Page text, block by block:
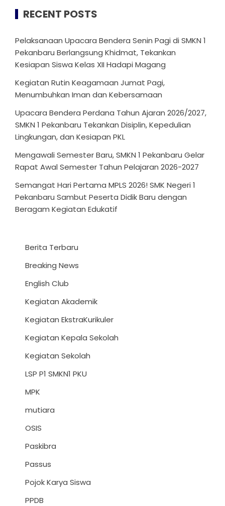
RECENT POSTS
Pelaksanaan Upacara Bendera Senin Pagi di SMKN 1
Pekanbaru Berlangsung Khidmat, Tekankan
Kesiapan Siswa Kelas XII Hadapi Magang
Kegiatan Rutin Keagamaan Jumat Pagi,
Menumbuhkan Iman dan Kebersamaan
Upacara Bendera Perdana Tahun Ajaran 2026/2027,
SMKN 1 Pekanbaru Tekankan Disiplin, Kepedulian
Lingkungan, dan Kesiapan PKL
Mengawali Semester Baru, SMKN 1 Pekanbaru Gelar
Rapat Awal Semester Tahun Pelajaran 2026-2027
Semangat Hari Pertama MPLS 2026! SMK Negeri 1
Pekanbaru Sambut Peserta Didik Baru dengan
Beragam Kegiatan Edukatif
Berita Terbaru
Breaking News
English Club
Kegiatan Akademik
Kegiatan EkstraKurikuler
Kegiatan Kepala Sekolah
Kegiatan Sekolah
LSP P1 SMKN1 PKU
MPK
mutiara
OSIS
Paskibra
Passus
Pojok Karya Siswa
PPDB